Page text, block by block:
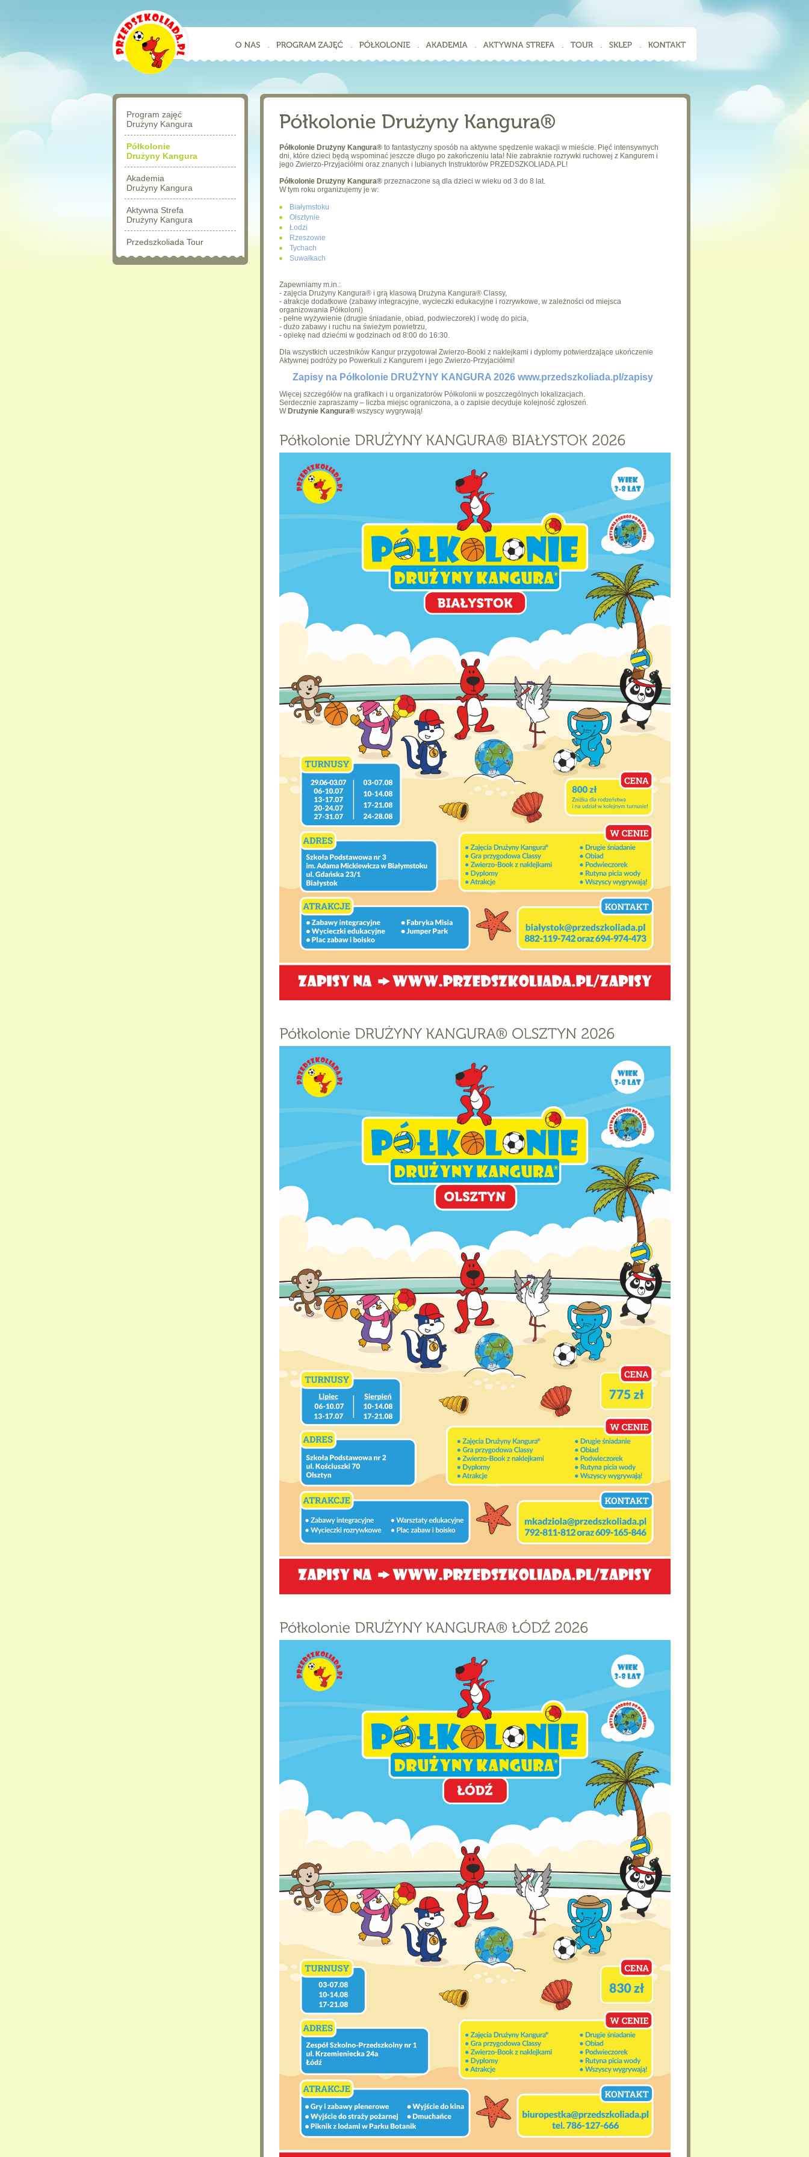
. . . . . . .
Program zajęć
Drużyny Kangura
Półkolonie
Drużyny Kangura
Akademia
Drużyny Kangura
Aktywna Strefa
Drużyny Kangura
Przedszkoliada Tour
Półkolonie Drużyny Kangura® to fantastyczny sposób na aktywne spędzenie wakacji w mieście. Pięć intensywnych
dni, które dzieci będą wspominać jeszcze długo po zakończeniu lata! Nie zabraknie rozrywki ruchowej z Kangurem i
jego Zwierzo-Przyjaciółmi oraz znanych i lubianych Instruktorów PRZEDSZKOLIADA.PL!
Półkolonie Drużyny Kangura® przeznaczone są dla dzieci w wieku od 3 do 8 lat.
W tym roku organizujemy je w:
Białymstoku
Olsztynie
Łodzi
Rzeszowie
Tychach
Suwałkach
Zapewniamy m.in.:
- zajęcia Drużyny Kangura® i grą klasową Drużyna Kangura® Classy,
- atrakcje dodatkowe (zabawy integracyjne, wycieczki edukacyjne i rozrywkowe, w zależności od miejsca
organizowania Półkoloni)
- pełne wyżywienie (drugie śniadanie, obiad, podwieczorek) i wodę do picia,
- dużo zabawy i ruchu na świeżym powietrzu,
- opiekę nad dziećmi w godzinach od 8:00 do 16:30.
Dla wszystkich uczestników Kangur przygotował Zwierzo-Booki z naklejkami i dyplomy potwierdzające ukończenie
Aktywnej podróży po Powerkuli z Kangurem i jego Zwierzo-Przyjaciółmi!
Zapisy na Półkolonie DRUŻYNY KANGURA 2026 www.przedszkoliada.pl/zapisy
Więcej szczegółów na grafikach i u organizatorów Półkolonii w poszczególnych lokalizacjach.
Serdecznie zapraszamy – liczba miejsc ograniczona, a o zapisie decyduje kolejność zgłoszeń.
W Drużynie Kangura® wszyscy wygrywają!